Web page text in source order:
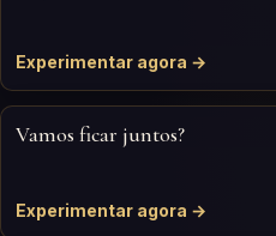
Experimentar agora →
Vamos ficar juntos?
Experimentar agora →